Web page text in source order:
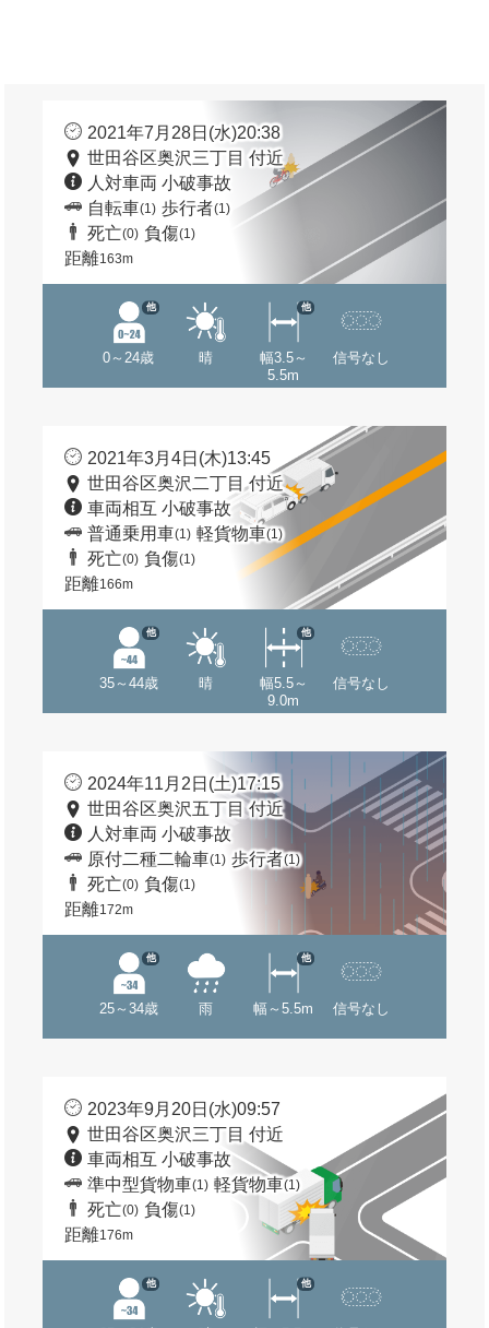
2021年7月28日(水)20:38
世田谷区奥沢三丁目 付近
人対車両 小破事故
自転車(1) 歩行者(1)
死亡(0) 負傷(1)
距離163m
0～24歳
他
晴
幅3.5～
5.5m
他
信号なし
2021年3月4日(木)13:45
世田谷区奥沢二丁目 付近
車両相互 小破事故
普通乗用車(1) 軽貨物車(1)
死亡(0) 負傷(1)
距離166m
35～44歳
他
晴
幅5.5～
9.0m
他
信号なし
2024年11月2日(土)17:15
世田谷区奥沢五丁目 付近
人対車両 小破事故
原付二種二輪車(1) 歩行者(1)
死亡(0) 負傷(1)
距離172m
25～34歳
他
雨 幅～5.5m
他
信号なし
2023年9月20日(水)09:57
世田谷区奥沢三丁目 付近
車両相互 小破事故
準中型貨物車(1) 軽貨物車(1)
死亡(0) 負傷(1)
距離176m
他 他